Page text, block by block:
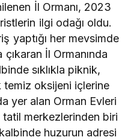
İl Ormanı, 2023
ilgi odağı oldu.
yaptığı her mevsimde
İl Ormanında
sıklıkla piknik,
oksijeni içlerine
yer alan Orman Evleri
merkezlerinden biri
huzurun adresi